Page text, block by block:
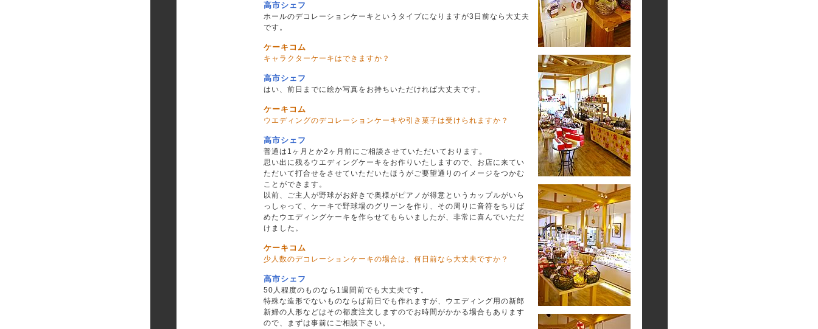
高市シェフ
ホールのデコレーションケーキというタイプになりますが3日前なら大丈夫
です。
ケーキコム
キャラクターケーキはできますか？
高市シェフ
はい、前日までに絵か写真をお持ちいただければ大丈夫です。
ケーキコム
ウエディングのデコレーションケーキや引き菓子は受けられますか？
高市シェフ
普通は1ヶ月とか2ヶ月前にご相談させていただいております。
思い出に残るウエディングケーキをお作りいたしますので、お店に来てい
ただいて打合せをさせていただいたほうがご要望通りのイメージをつかむ
ことができます。
以前、ご主人が野球がお好きで奥様がピアノが得意というカップルがいら
っしゃって、ケーキで野球場のグリーンを作り、その周りに音符をちりば
めたウエディングケーキを作らせてもらいましたが、非常に喜んでいただ
けました。
ケーキコム
少人数のデコレーションケーキの場合は、何日前なら大丈夫ですか？
高市シェフ
50人程度のものなら1週間前でも大丈夫です。
特殊な造形でないものならば前日でも作れますが、ウエディング用の新郎
新婦の人形などはその都度注文しますのでお時間がかかる場合もあります
ので、まずは事前にご相談下さい。